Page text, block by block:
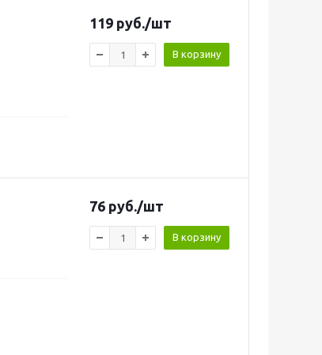
119 руб./шт
В корзину
76 руб./шт
В корзину